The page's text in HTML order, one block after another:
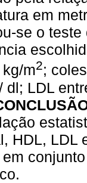
em
se o
m2;
dl; LDL
HDL, LDL